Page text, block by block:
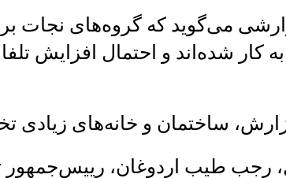
می‌گوید که گروه‌های نجات
کار شده‌اند و احتمال افزایش
گزارش، ساختمان و خانه‌های زیادی
رجب طیب اردوغان، رییس‌جمهور